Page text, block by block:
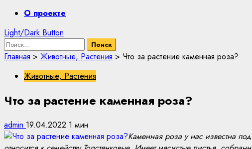
PrimaryО проекте
Light/Dark Button
Найти:
Главная > Животные, Растения > Что за растение каменная роза?
Животные, Растения
Что за растение каменная роза?
admin 19.04.2022 1 мин
Каменная роза у нас известна